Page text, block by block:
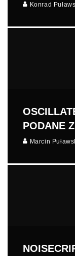
Konrad
PODANE
Marcin